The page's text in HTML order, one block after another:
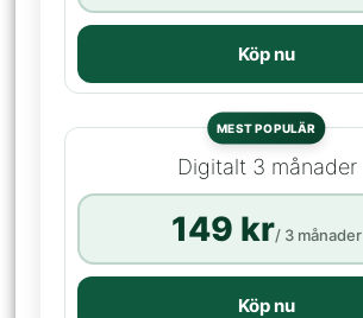
Köp nu
MEST POPULÄR
Digitalt 3 månader
149 kr/ 3 månader
Köp nu